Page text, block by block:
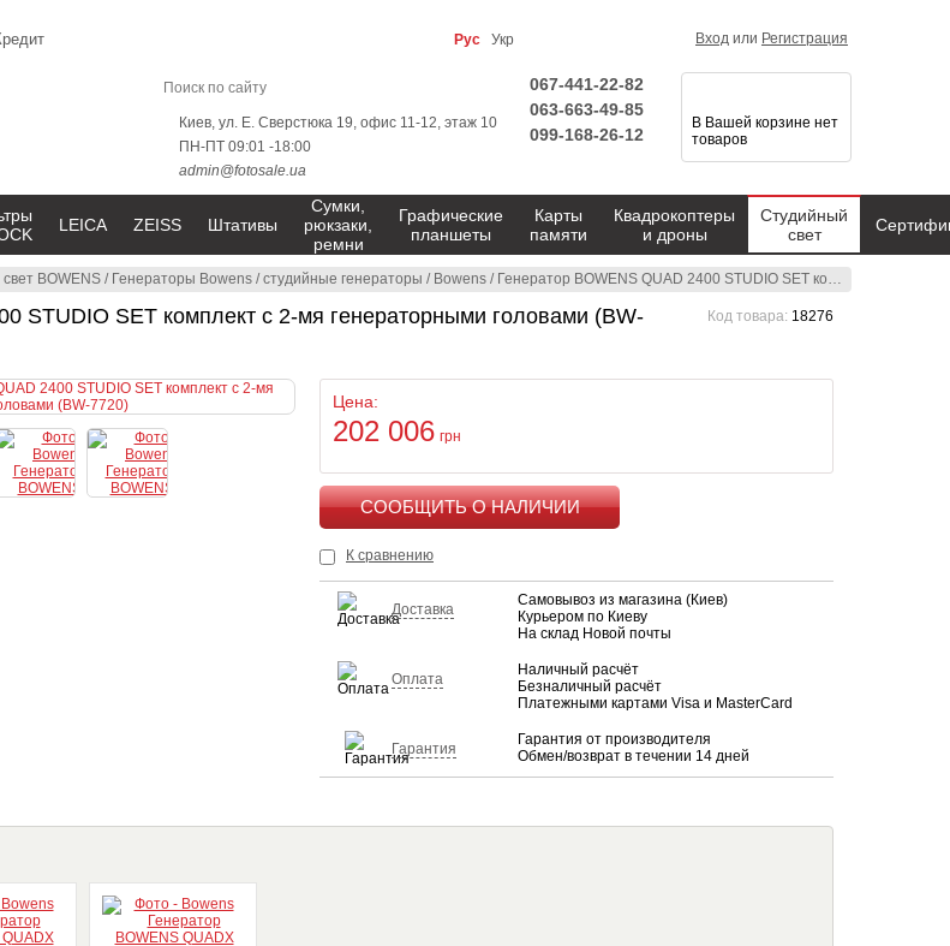
BOWENS / Генераторы Bowens /студийные генераторы / Bowens / Генератор BOWENS QUAD 2400 STUDIO SET комплект с 2-мя генераторными головами (BW-7720)
STUDIO SET комплект с 2-мя генераторными головами (BW-
Код товара: 18276
Цена:
202 006 грн
К сравнению
Доставка
Самовывоз из магазина (Киев)
Курьером по Киеву
На склад Новой почты
Оплата
Наличный расчёт
Безналичный расчёт
Платежными картами Visa и MasterCard
Гарантия
Гарантия от производителя
Обмен/возврат в течении 14 дней
Рус Укр Вход или Регистрация
Киев, ул. Е. Сверстюка 19, офис 11-12, этаж 10
ПН-ПТ 09:01 -18:00
admin@fotosale.ua
067-441-22-82
063-663-49-85
099-168-26-12
В Вашей корзине нет
товаров
LEICA ZEISS Штативы
Сумки,
рюкзаки,
ремни
Графические
планшеты
Карты
памяти
Квадрокоптеры
и дроны
Студийный
свет